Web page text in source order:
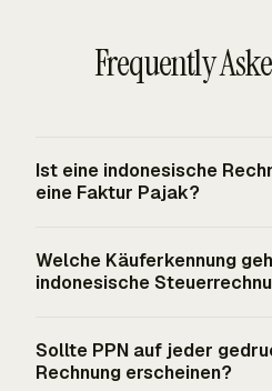
Frequently
Ist eine indonesische
eine Faktur Pajak?
und unterstützt die
Pajak ist eine indonesische
steuerpflichtige
PKP-Personen oder -Einheiten
Welche Käuferkennung
indonesische
Dienstleistungsempfänger mit
Sollte PPN auf jeder
Rechnung erscheinen?